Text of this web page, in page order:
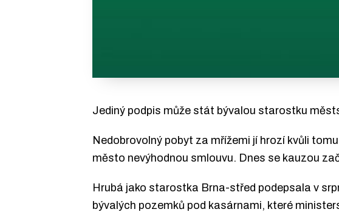
Jediný podpis může stát bývalou starostku
Nedobrovolný pobyt za mřížemi jí hrozí kvůli
město nevýhodnou smlouvu. Dnes se kauzou
Hrubá jako starostka Brna-střed podepsala v
bývalých pozemků pod kasárnami, které